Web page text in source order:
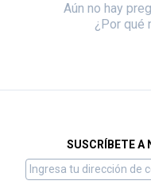
Aún no hay
¿Por qué
SUSCRÍBETE A